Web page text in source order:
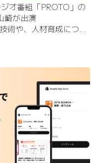
オ番組「PROTO」の
崎が出演
術や、人材育成につい